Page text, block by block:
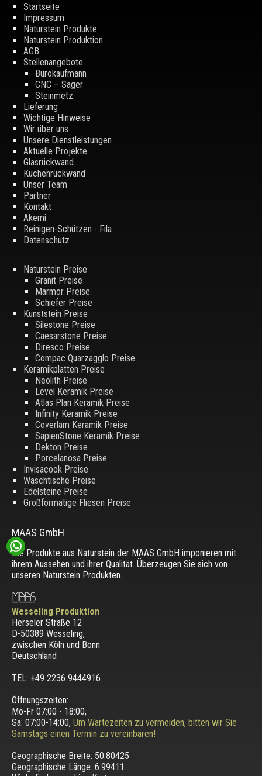
Startseite
Impressum
Naturstein Produkte
Naturstein Produktion
AGB
Stellenangebote
Bürokaufmann
CNC – Säger
Steinmetz
Lieferung
Wichtige Hinweise
Wir über uns
Unsere Dienstleistungen
Aktuelle Projekte
Glasrückwand
Küchenrückwand
Unser Team
Partner
Kontakt
Akemi
Reinigen-Schützen - Fila
Datenschutz
Naturstein Preise
Granit Preise
Marmor Preise
Schiefer Preise
Kunststein Preise
Silestone Preise
Caesarstone Preise
Diresco Preise
Compac Quarzagglo Preise
Keramikplatten Preise
Neolith Preise
Level Keramik Preise
Atlas Plan Keramik Preise
Infinity Keramik Preise
Coverlam Keramik Preise
SapienStone Keramik Preise
Dekton Preise
Porcelanosa Preise
Invisacook Preise
Waschtische Preise
Edelsteine Preise
Großformatige Fliesen Preise
MAAS GmbH
Die Produkte aus Naturstein der MAAS GmbH imponieren mit
ihrem Aussehen und ihrer Qualität. Überzeugen Sie sich von
unseren Naturstein Produkten.
Wesseling Produktion
Herseler Straße 12
D-50389 Wesseling,
zwischen Köln und Bonn
Deutschland
TEL: +49 2236 9444916
Öffnungszeiten:
Mo-Fr 07:00 - 18:00,
Sa: 07:00-14:00, Um Wartezeiten zu vermeiden, bitten wir Sie
Samstags einen Termin zu vereinbaren!
Geographische Breite: 50.80425
Geographische Länge: 6.99411